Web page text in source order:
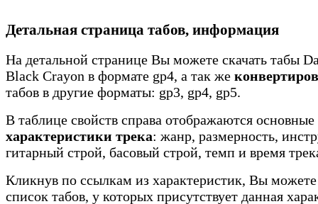
Детальная страница табов, информация
На детальной странице Вы можете скачать табы
Black Crayon в формате gp4, а так же
табов в другие форматы: gp3, gp4, gp5.
В таблице свойств справа отображаются основные
характеристики трека: жанр, размерность,
гитарный строй, басовый строй, темп и время
Кликнув по ссылкам из характеристик, Вы
список табов, у которых присутствует данная